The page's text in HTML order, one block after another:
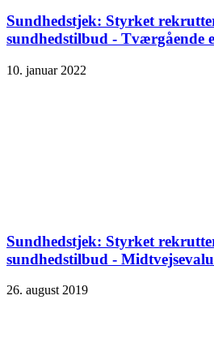
Sundhedstjek: Styrket
sundhedstilbud - Tværgående
10. januar 2022
Sundhedstjek: Styrket
sundhedstilbud -
26. august 2019